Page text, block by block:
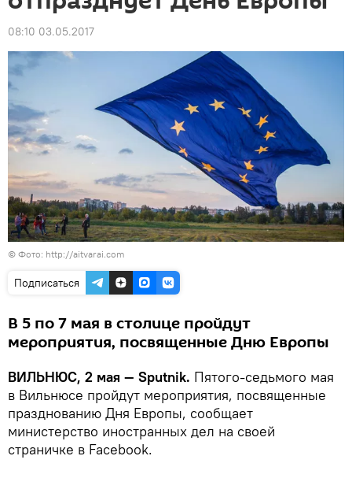
08:10 03.05.2017
© Фото: http://aitvarai.com
Подписаться
В 5 по 7 мая в столице пройдут
мероприятия, посвященные Дню Европы
ВИЛЬНЮС, 2 мая — Sputnik. Пятого-седьмого мая
в Вильнюсе пройдут мероприятия, посвященные
празднованию Дня Европы, сообщает
министерство иностранных дел на своей
страничке в Facebook.